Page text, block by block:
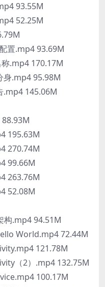
93.55M
52.25M
置.mp4 93.69M
.mp4 170.17M
.mp4 95.98M
145.06M
195.63M
270.74M
99.66M
263.76M
52.08M
.mp4 94.51M
World.mp4 72.44M
121.78M
（2）.mp4 132.75M
100.17M